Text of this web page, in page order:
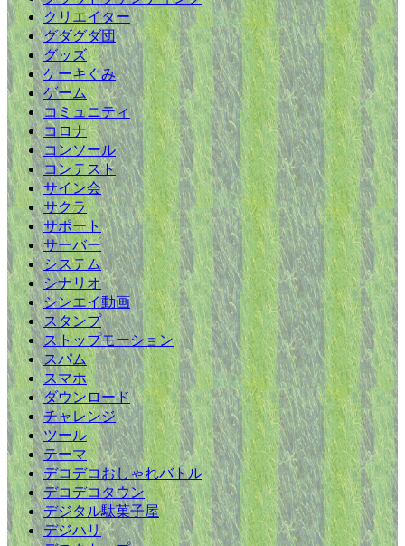
クリエイター
グダグダ団
グッズ
ケーキぐみ
ゲーム
コミュニティ
コロナ
コンソール
コンテスト
サイン会
サクラ
サポート
サーバー
システム
シナリオ
シンエイ動画
スタンプ
ストップモーション
スパム
スマホ
ダウンロード
チャレンジ
ツール
テーマ
デコデコおしゃれバトル
デコデコタウン
デジタル駄菓子屋
デジハリ